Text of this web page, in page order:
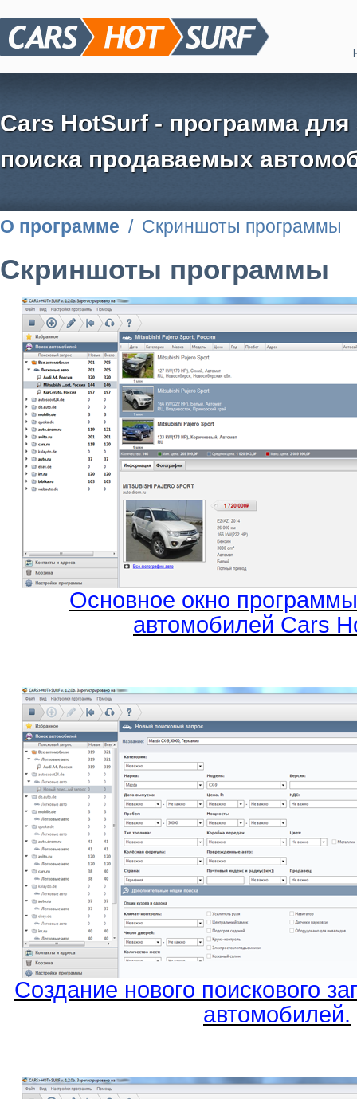
Cars HotSurf - программа для
поиска продаваемых
О программе / Скриншоты программы
Скриншоты программы
Основное окно
автомобилей Cars
Создание нового поискового
автомобилей.